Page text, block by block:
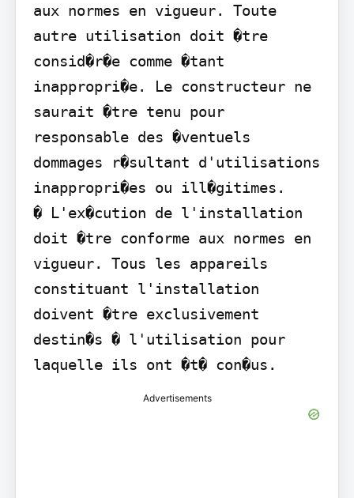
aux normes en vigueur. Toute
autre utilisation doit �tre
consid�r�e comme �tant
inappropri�e. Le constructeur ne
saurait �tre tenu pour
responsable des �ventuels
dommages r�sultant d'utilisations
inappropri�es ou ill�gitimes.
� L'ex�cution de l'installation
doit �tre conforme aux normes en
vigueur. Tous les appareils
constituant l'installation
doivent �tre exclusivement
destin�s � l'utilisation pour
laquelle ils ont �t� con�us.
Advertisements